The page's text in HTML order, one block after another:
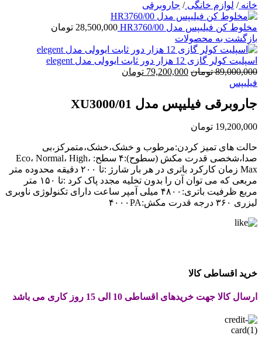
خانه/ لوازم خانگی/ جاروبرقی
مخلوط کن فیلیپس مدل HR3760/00 28,500,000 تومان
بازگشت به محصولات
اسپلیت کولر گازی 12 هزار دور ثابت ایوولی مدل elegent
89,000,000 تومان قیمت
بود.
79,200,000 تومان
فیلیپس
جاروبرقی فیلیپس مدل XU3000/01
19,200,000 تومان
حالت های تمیز کردن:مرطوب و خشک،خشک،متمرکز،بی
صدا،شخصی قدرت مکش (سطوح):۴ سطح: Eco، Normal، High،
Max زمان کارکرد باتری در هر بار شارژ :تا ۲۰۰ دقیقه محدوده متر
مربعی که می توان آن را بدون تخلیه مجدد پاک کرد :تا ۱۵۰ متر
مربع ظرفیت باتری:۴۸۰۰ میلی آمپر ساعت دارای تکنولوژی ناوبری
لیزری ۳۶۰ درجه قدرت مکش:۴۰۰۰PA
خرید اقساطی کالا
ارسال کالا جهت خریدهای اقساطی 10 الی 15 روز کاری می باشد